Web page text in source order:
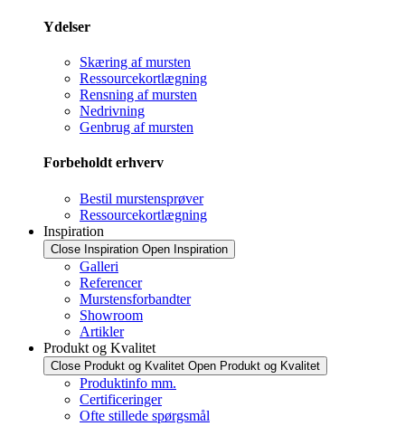
Ydelser
Skæring af mursten
Ressourcekortlægning
Rensning af mursten
Nedrivning
Genbrug af mursten
Forbeholdt erhverv
Bestil murstensprøver
Ressourcekortlægning
Inspiration
Close Inspiration Open Inspiration
Galleri
Referencer
Murstensforbandter
Showroom
Artikler
Produkt og Kvalitet
Close Produkt og Kvalitet Open Produkt og Kvalitet
Produktinfo mm.
Certificeringer
Ofte stillede spørgsmål